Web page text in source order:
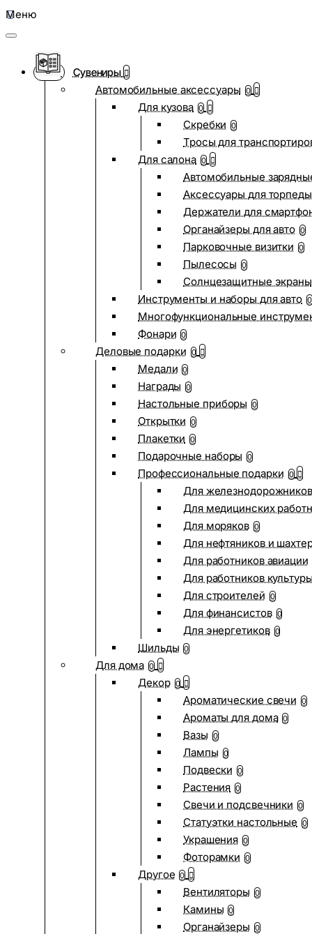
Меню
Сувениры
Автомобильные аксессуары 0
Для кузова 0
Скребки 0
Тросы для
Для салона 0
Автомобильные
Аксессуары для
Держатели для
Органайзеры для авто 0
Парковочные визитки 0
Пылесосы 0
Солнцезащитные экраны
Инструменты и наборы для авто 0
Многофункциональные
Фонари 0
Деловые подарки 0
Медали 0
Награды 0
Настольные приборы 0
Открытки 0
Плакетки 0
Подарочные наборы 0
Профессиональные подарки 0
Для железнодорожников
Для медицинских
Для моряков 0
Для нефтяников и
Для работников авиации
Для работников
Для строителей 0
Для финансистов 0
Для энергетиков 0
Шильды 0
Для дома 0
Декор 0
Ароматические свечи 0
Ароматы для дома 0
Вазы 0
Лампы 0
Подвески 0
Растения 0
Свечи и подсвечники 0
Статуэтки настольные 0
Украшения 0
Фоторамки 0
Другое 0
Вентиляторы 0
Камины 0
Органайзеры 0